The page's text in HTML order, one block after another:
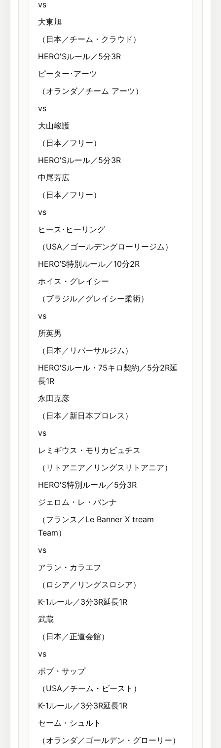
vs
大東旭
（日本／チーム・クラウド）
HERO'Sルール／5分3R
ピーター･アーツ
（オランダ／チーム アーツ）
vs
大山峻護
（日本／フリー）
HERO'Sルール／5分3R
中尾芳広
（日本／フリー）
vs
ヒース･ヒーリング
（USA／ゴールデングローリージム）
HERO’S特別ルール／10分2R
ホイス・グレイシー
（ブラジル／グレイシー柔術）
vs
所英男
（日本／リバーサルジム）
HERO'Sルール・75キロ契約／5分2R延
長1R
永田克彦
（日本／新日本プロレス）
vs
レミギウス・モリカビュチス
（リトアニア／リングスリトアニア）
HERO'S特別ルール／5分3R
ジェロム・レ・バンナ
（フランス／Le Banner X tream
Team）
vs
アラン・カラエフ
（ロシア／リングスロシア）
K-1ルール／3分3R延長1R
武蔵
（日本／正道会館）
vs
ボブ・サップ
（USA／チーム・ビースト）
K-1ルール／3分3R延長1R
セーム・シュルト
（オランダ／ゴールデン・グローリー）